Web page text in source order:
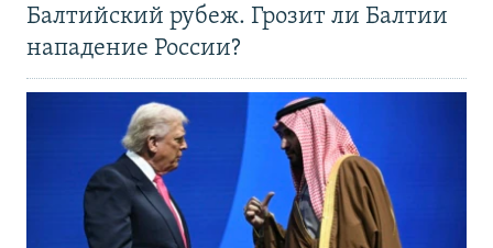
Балтийский рубеж. Грозит ли Балтии
нападение России?